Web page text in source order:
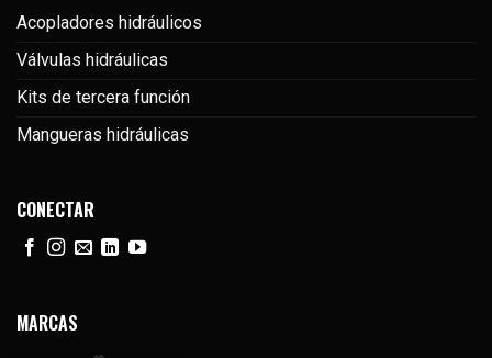
Acopladores hidráulicos
Válvulas hidráulicas
Kits de tercera función
Mangueras hidráulicas
CONECTAR
MARCAS